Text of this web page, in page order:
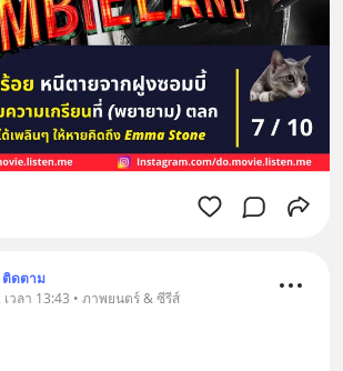
ติดตาม
วลา 13:43 • ภาพยนตร์ & ซีรีส์